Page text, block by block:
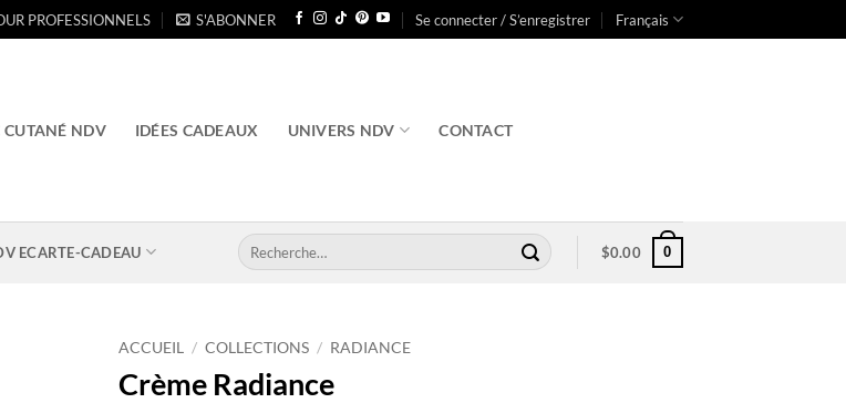
PROFESSIONNELS S'ABONNER Se connecter / S’enregistrer Français
CUTANÉ NDV IDÉES CADEAUX UNIVERS NDV CONTACT
ECARTE-CADEAU
Recherche
pour :
$0.00 0
ACCUEIL / COLLECTIONS / RADIANCE
Crème Radiance